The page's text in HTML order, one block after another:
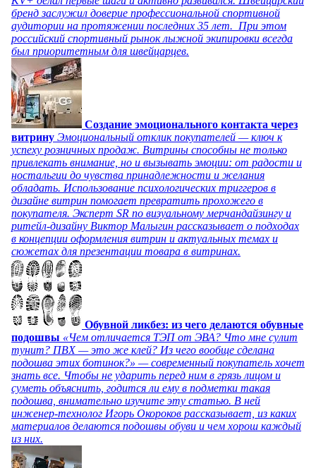
бренд заслужил доверие профессиональной спортивной
аудитории на протяжении последних 35 лет. При этом
российский спортивный рынок лыжной экипировки всегда
был приоритетным для швейцарцев.
Создание эмоционального контакта через
витрину Эмоциональный отклик покупателей — ключ к
успеху розничных продаж. Витрины способны не только
привлекать внимание, но и вызывать эмоции: от радости и
ностальгии до чувства принадлежности и желания
обладать. Использование психологических триггеров в
дизайне витрин помогает превратить прохожего в
покупателя. Эксперт SR по визуальному мерчандайзингу и
ритейл-дизайну Виктор Малыгин рассказывает о подходах
в концепции оформления витрин и актуальных темах и
сюжетах для презентации товара в витринах.
Обувной ликбез: из чего делаются обувные
подошвы «Чем отличается ТЭП от ЭВА? Что мне сулит
тунит? ПВХ — это же клей? Из чего вообще сделана
подошва этих ботинок?» — современный покупатель хочет
знать все. Чтобы не ударить перед ним в грязь лицом и
суметь объяснить, годится ли ему в подметки такая
подошва, внимательно изучите эту статью. В ней
инженер-технолог Игорь Окороков рассказывает, из каких
материалов делаются подошвы обуви и чем хорош каждый
из них.